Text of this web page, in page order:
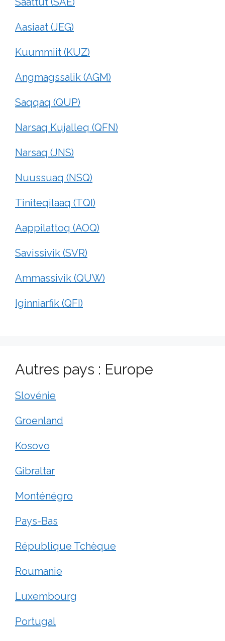
Aasiaat (JEG)
Kuummiit (KUZ)
Angmagssalik (AGM)
Saqqaq (QUP)
Narsaq Kujalleq (QFN)
Narsaq (JNS)
Nuussuaq (NSQ)
Tiniteqilaaq (TQI)
Aappilattoq (AOQ)
Savissivik (SVR)
Ammassivik (QUW)
Iginniarfik (QFI)
Autres pays : Europe
Slovénie
Groenland
Kosovo
Gibraltar
Monténégro
Pays-Bas
République Tchèque
Roumanie
Luxembourg
Portugal